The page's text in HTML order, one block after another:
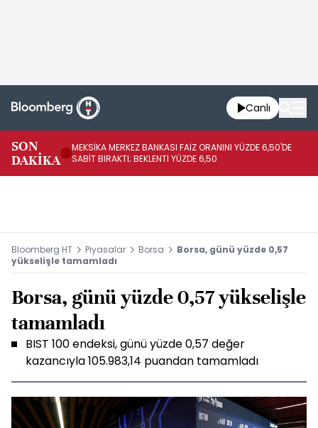
Canlı
SON
DAKİKA
MEKSİKA MERKEZ BANKASI FAİZ ORANINI YÜZDE 6,50'DE
SABİT BIRAKTI; BEKLENTİ YÜZDE 6,50
Bloomberg HT Piyasalar Borsa
Borsa, günü yüzde 0,57
yükselişle tamamladı
Borsa, günü yüzde 0,57 yükselişle
tamamladı
BIST 100 endeksi, günü yüzde 0,57 değer
kazancıyla 105.983,14 puandan tamamladı